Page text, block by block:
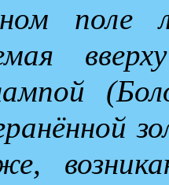
поле